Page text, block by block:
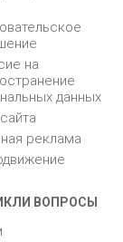
на
данных
реклама
ВОПРОСЫ